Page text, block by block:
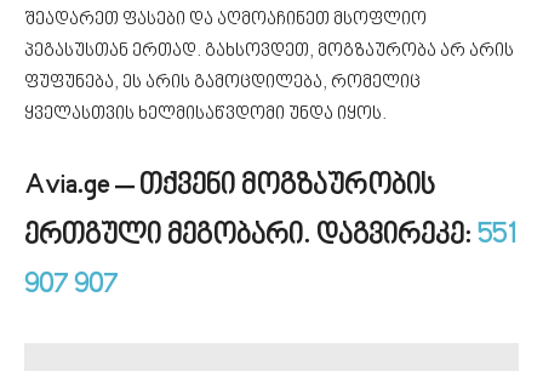
შეადარეთ ფასები და აღმოაჩინეთ მსოფლიო
პეგასუსთან ერთად. გახსოვდეთ, მოგზაურობა არ არის
ფუფუნება, ეს არის გამოცდილება, რომელიც
ყველასთვის ხელმისაწვდომი უნდა იყოს.
Avia.ge – თქვენი მოგზაურობის
ერთგული მეგობარი. დაგვირეკე: 551
907 907